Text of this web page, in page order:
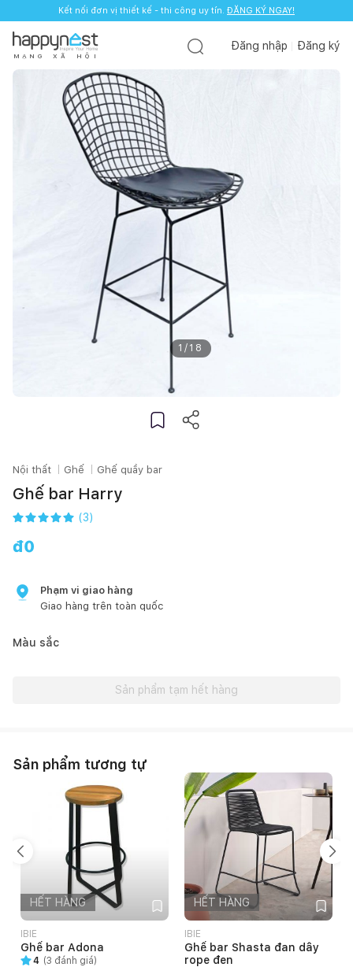
Kết nối đơn vị thiết kế - thi công uy tín. ĐĂNG KÝ NGAY!
M Ạ N G X Ã H Ộ I
Đăng nhập Đăng ký
1 / 18
Nội thất Ghế Ghế quầy bar
Ghế bar Harry
(3)
đ0
Phạm vi giao hàng
Giao hàng trên toàn quốc
Màu sắc
Sản phẩm tạm hết hàng
Sản phẩm tương tự
HẾT HÀNG
IBIE
Ghế bar Adona
4 (3 đánh giá)
HẾT HÀNG
IBIE
Ghế bar Shasta đan dây
rope đen